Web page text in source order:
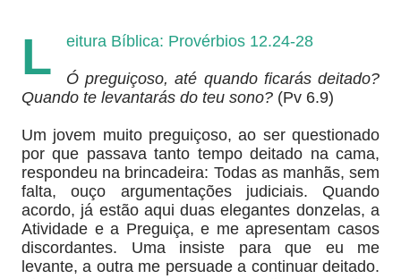
L eitura Bíblica: Provérbios 12.24-28
Ó preguiçoso, até quando ficarás deitado?
Quando te levantarás do teu sono? (Pv 6.9)
Um jovem muito preguiçoso, ao ser questionado
por que passava tanto tempo deitado na cama,
respondeu na brincadeira: Todas as manhãs, sem
falta, ouço argumentações judiciais. Quando
acordo, já estão aqui duas elegantes donzelas, a
Atividade e a Preguiça, e me apresentam casos
discordantes. Uma insiste para que eu me
levante, a outra me persuade a continuar deitado.